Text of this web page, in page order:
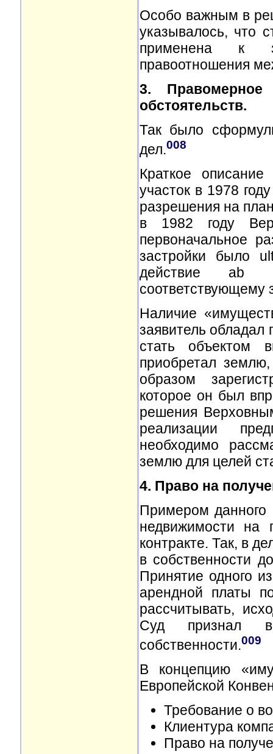
Особо важным в
указывалось, что
применена к
правоотношения
3. Правомерное
обстоятельств.
Так было
дел.008
Краткое
участок в 1978
разрешения на
в 1982 году
первоначальное
застройки было
действие ab
соответствующему
Наличие
заявитель обладал
стать объектом
приобретал
образом
которое он был
решения
реализации
необходимо
землю для целей
4. Право на
Примером данного
недвижимости на
контракте. Так, в
в собственности
Принятие одного
арендной платы
рассчитывать,
Суд признал
собственности.009
В концепцию
Европейской
Требование о
Клиентура
Право на